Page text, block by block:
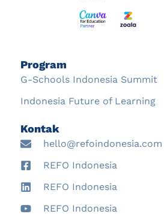
Program
G-Schools Indonesia Summit
Indonesia Future of Learning
Kontak
hello@refoindonesia.com
REFO Indonesia
REFO Indonesia
REFO Indonesia